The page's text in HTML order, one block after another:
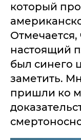
который
настоящий
был синего
заметить.
пришли ко